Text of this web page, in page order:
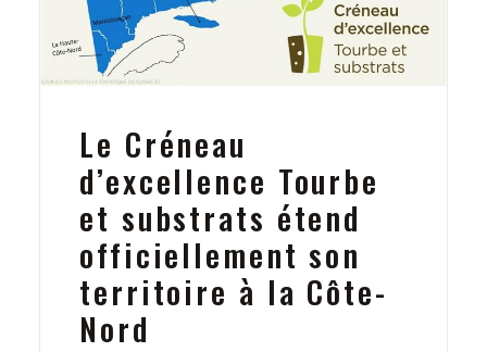
Le Créneau
d’excellence Tourbe
et substrats étend
officiellement son
territoire à la Côte-
Nord